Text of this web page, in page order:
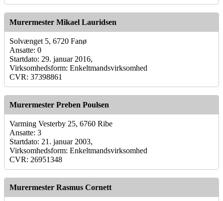
Murermester Mikael Lauridsen
Solvænget 5, 6720 Fanø
Ansatte: 0
Startdato: 29. januar 2016,
Virksomhedsform: Enkeltmandsvirksomhed
CVR: 37398861
Murermester Preben Poulsen
Varming Vesterby 25, 6760 Ribe
Ansatte: 3
Startdato: 21. januar 2003,
Virksomhedsform: Enkeltmandsvirksomhed
CVR: 26951348
Murermester Rasmus Cornett